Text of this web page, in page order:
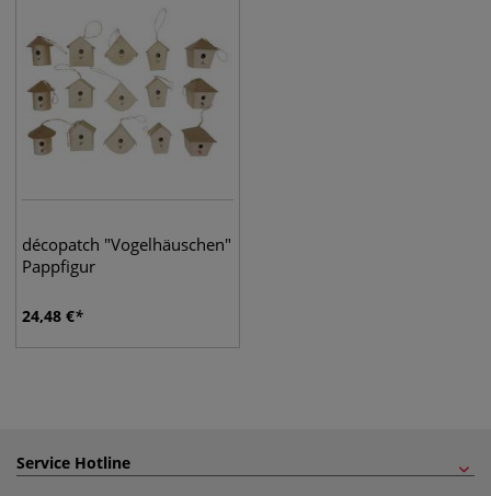
décopatch "Vogelhäuschen"
Pappfigur
24,48 €
Service Hotline